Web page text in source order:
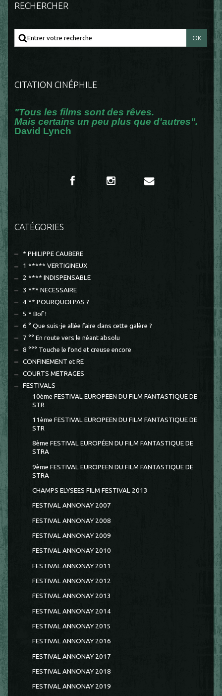
RECHERCHER
CITATION CINÉPHILE
"Tous les films sont des rêves.
Mais certains un peu plus que d'autres".
David Lynch
CATÉGORIES
* PHILIPPE CAUBERE
1 ***** VERTIGINEUX
2 **** INDISPENSABLE
3 *** NECESSAIRE
4 ** POURQUOI PAS ?
5 * Bof !
6 ° Que suis-je allée faire dans cette galère ?
7 °° En route vers le néant absolu
8 °°° Touche le fond et creuse encore
CONFINEMENT et RE
COURTS METRAGES
FESTIVALS
10ème FESTIVAL EUROPEEN DU FILM FANTASTIQUE DE
STR
11ème FESTIVAL EUROPEEN DU FILM FANTASTIQUE DE
STR
8ème FESTIVAL EUROPÉEN DU FILM FANTASTIQUE DE
STRA
9ème FESTIVAL EUROPEEN DU FILM FANTASTIQUE DE
STRA
CHAMPS ELYSEES FILM FESTIVAL 2013
FESTIVAL ANNONAY 2007
FESTIVAL ANNONAY 2008
FESTIVAL ANNONAY 2009
FESTIVAL ANNONAY 2010
FESTIVAL ANNONAY 2011
FESTIVAL ANNONAY 2012
FESTIVAL ANNONAY 2013
FESTIVAL ANNONAY 2014
FESTIVAL ANNONAY 2015
FESTIVAL ANNONAY 2016
FESTIVAL ANNONAY 2017
FESTIVAL ANNONAY 2018
FESTIVAL ANNONAY 2019